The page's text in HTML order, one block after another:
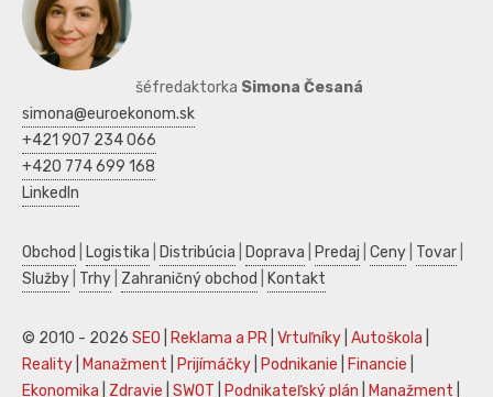
šéfredaktorka Simona Česaná
simona@euroekonom.sk
+421 907 234 066
+420 774 699 168
LinkedIn
Obchod Logistika Distribúcia Doprava Predaj Ceny Tovar
Služby Trhy Zahraničný obchod Kontakt
© 2010 - 2026 SEO Reklama a PR Vrtuľníky Autoškola
Reality
Manažment Prijímáčky Podnikanie Financie
Ekonomika
Zdravie SWOT Podnikateľský plán Manažment